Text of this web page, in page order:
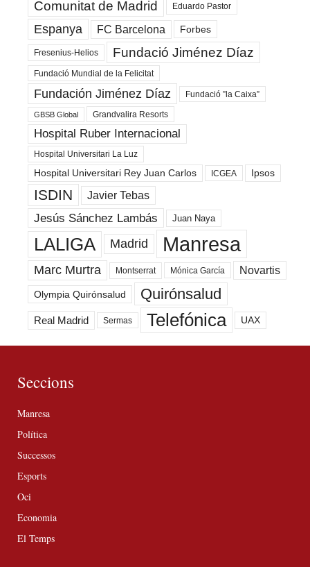
Comunitat de Madrid Eduardo Pastor
Espanya FC Barcelona Forbes
Fresenius-Helios Fundació Jiménez Díaz
Fundació Mundial de la Felicitat
Fundación Jiménez Díaz Fundació ”la Caixa”
GBSB Global Grandvalira Resorts
Hospital Ruber Internacional
Hospital Universitari La Luz
Hospital Universitari Rey Juan Carlos ICGEA Ipsos
ISDIN Javier Tebas
Jesús Sánchez Lambás Juan Naya
LALIGA Madrid Manresa
Marc Murtra Montserrat Mónica García Novartis
Olympia Quirónsalud Quirónsalud
Real Madrid Sermas Telefónica UAX
Seccions
Manresa
Política
Successos
Esports
Oci
Economia
El Temps